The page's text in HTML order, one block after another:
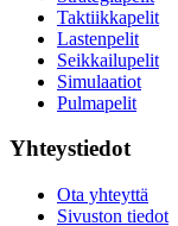
Taktiikkapelit
Lastenpelit
Seikkailupelit
Simulaatiot
Pulmapelit
Yhteystiedot
Ota yhteyttä
Sivuston tiedot